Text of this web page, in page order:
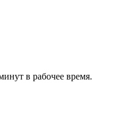
в рабочее время.